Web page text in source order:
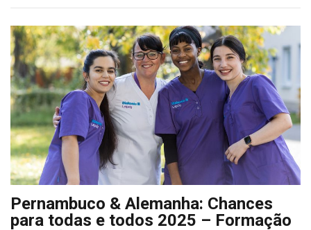
Pernambuco & Alemanha: Chances
para todas e todos 2025 – Formação